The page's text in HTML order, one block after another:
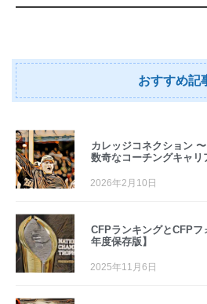
おすすめ記
カレッジコネクション
数奇なコーチングキャリ
2026年2月10日
CFPランキングとCFP
年度保存版】
2025年11月6日